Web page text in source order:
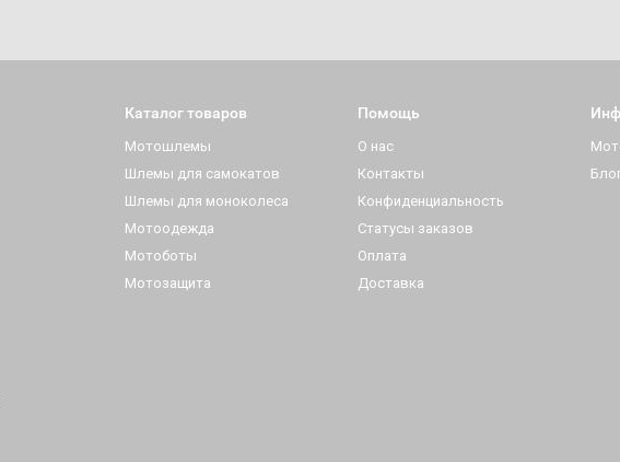
Каталог товаров
Мотошлемы
Шлемы для самокатов
Шлемы для моноколеса
Мотоодежда
Мотоботы
Мотозащита
Помощь
О нас
Контакты
Конфиденциальность
Статусы заказов
Оплата
Доставка